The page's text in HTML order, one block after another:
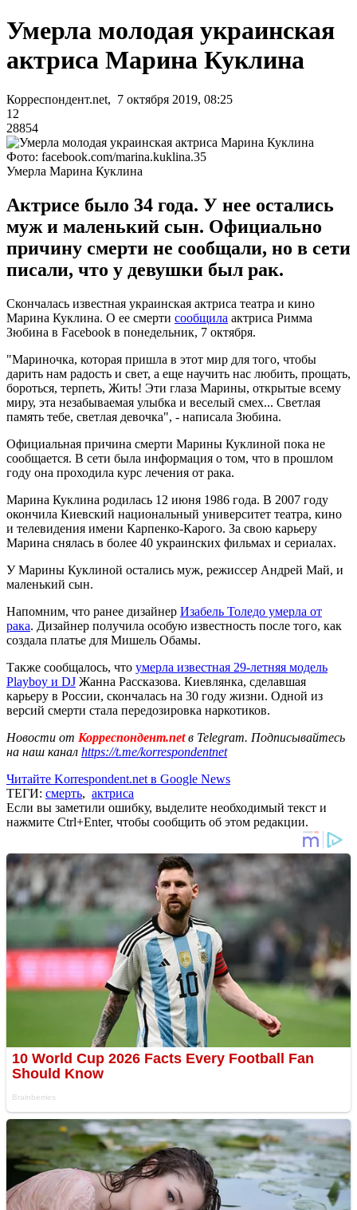
Умерла молодая украинская
актриса Марина Куклина
Корреспондент.net, 7 октября 2019, 08:25
12
28854
Фото: facebook.com/marina.kuklina.35
Умерла Марина Куклина
Актрисе было 34 года. У нее остались
муж и маленький сын. Официально
причину смерти не сообщали, но в сети
писали, что у девушки был рак.
Скончалась известная украинская актриса театра и кино
Марина Куклина. О ее смерти сообщила актриса Римма
Зюбина в Facebook в понедельник, 7 октября.
"Мариночка, которая пришла в этот мир для того, чтобы
дарить нам радость и свет, а еще научить нас любить, прощать,
бороться, терпеть, Жить! Эти глаза Марины, открытые всему
миру, эта незабываемая улыбка и веселый смех... Светлая
память тебе, светлая девочка", - написала Зюбина.
Официальная причина смерти Марины Куклиной пока не
сообщается. В сети была информация о том, что в прошлом
году она проходила курс лечения от рака.
Марина Куклина родилась 12 июня 1986 года. В 2007 году
окончила Киевский национальный университет театра, кино
и телевидения имени Карпенко-Карого. За свою карьеру
Марина снялась в более 40 украинских фильмах и сериалах.
У Марины Куклиной остались муж, режиссер Андрей Май, и
маленький сын.
Напомним, что ранее дизайнер Изабель Толедо умерла от
рака. Дизайнер получила особую известность после того, как
создала платье для Мишель Обамы.
Также сообщалось, что умерла известная 29-летняя модель
Playboy и DJ Жанна Рассказова. Киевлянка, сделавшая
карьеру в России, скончалась на 30 году жизни. Одной из
версий смерти стала передозировка наркотиков.
Новости от Корреспондент.netв Telegram. Подписывайтесь
на наш канал https://t.me/korrespondentnet
Читайте Korrespondent.net в Google News
ТЕГИ: смерть, актриса
Если вы заметили ошибку, выделите необходимый текст и
нажмите Ctrl+Enter, чтобы сообщить об этом редакции.